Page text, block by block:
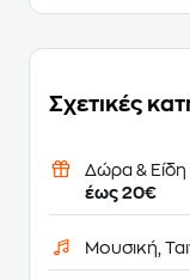
Σχετικές
Δώρα &
έως 20€
Μουσική,